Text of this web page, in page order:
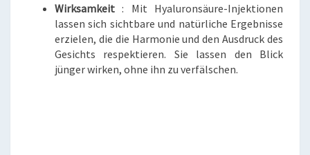
Wirksamkeit: Mit Hyaluronsäure-Injektionen
lassen sich sichtbare und natürliche Ergebnisse
erzielen, die die Harmonie und den Ausdruck des
Gesichts respektieren. Sie lassen den Blick
jünger wirken, ohne ihn zu verfälschen.